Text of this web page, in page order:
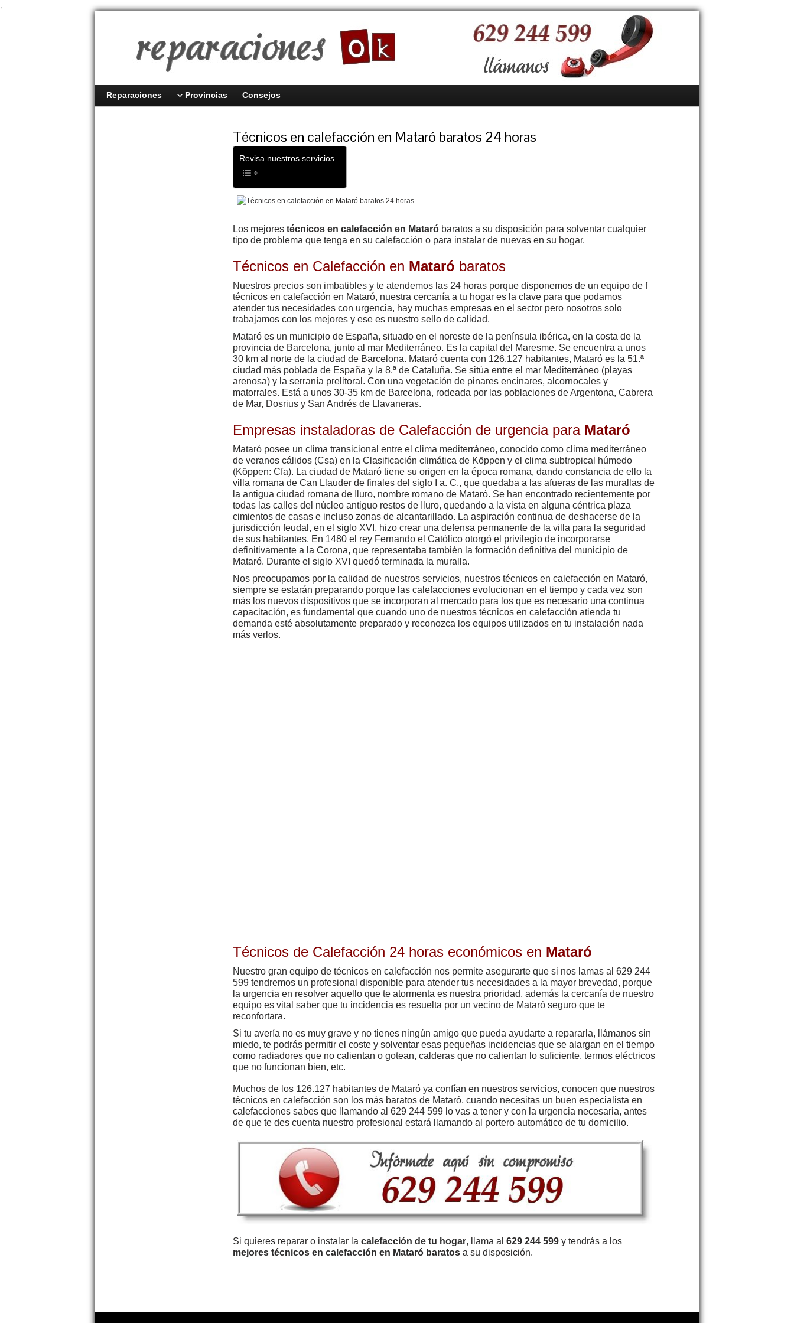
;
Reparaciones Provincias Consejos
Técnicos en calefacción en Mataró baratos 24 horas
Revisa nuestros servicios
Los mejores técnicos en calefacción en Mataró baratos a su disposición para solventar cualquier
tipo de problema que tenga en su calefacción o para instalar de nuevas en su hogar.
Técnicos en Calefacción en Mataró baratos
Nuestros precios son imbatibles y te atendemos las 24 horas porque disponemos de un equipo de f
técnicos en calefacción en Mataró, nuestra cercanía a tu hogar es la clave para que podamos
atender tus necesidades con urgencia, hay muchas empresas en el sector pero nosotros solo
trabajamos con los mejores y ese es nuestro sello de calidad.
Mataró es un municipio de España, situado en el noreste de la península ibérica, en la costa de la
provincia de Barcelona, junto al mar Mediterráneo. Es la capital del Maresme. Se encuentra a unos
30 km al norte de la ciudad de Barcelona. Mataró cuenta con 126.127 habitantes, Mataró es la 51.ª
ciudad más poblada de España y la 8.ª de Cataluña. Se sitúa entre el mar Mediterráneo (playas
arenosa) y la serranía prelitoral. Con una vegetación de pinares encinares, alcornocales y
matorrales. Está a unos 30-35 km de Barcelona, rodeada por las poblaciones de Argentona, Cabrera
de Mar, Dosrius y San Andrés de Llavaneras.
Empresas instaladoras de Calefacción de urgencia para Mataró
Mataró posee un clima transicional entre el clima mediterráneo, conocido como clima mediterráneo
de veranos cálidos (Csa) en la Clasificación climática de Köppen y el clima subtropical húmedo
(Köppen: Cfa). La ciudad de Mataró tiene su origen en la época romana, dando constancia de ello la
villa romana de Can Llauder de finales del siglo I a. C., que quedaba a las afueras de las murallas de
la antigua ciudad romana de Iluro, nombre romano de Mataró. Se han encontrado recientemente por
todas las calles del núcleo antiguo restos de Iluro, quedando a la vista en alguna céntrica plaza
cimientos de casas e incluso zonas de alcantarillado. La aspiración continua de deshacerse de la
jurisdicción feudal, en el siglo XVI, hizo crear una defensa permanente de la villa para la seguridad
de sus habitantes. En 1480 el rey Fernando el Católico otorgó el privilegio de incorporarse
definitivamente a la Corona, que representaba también la formación definitiva del municipio de
Mataró. Durante el siglo XVI quedó terminada la muralla.
Nos preocupamos por la calidad de nuestros servicios, nuestros técnicos en calefacción en Mataró,
siempre se estarán preparando porque las calefacciones evolucionan en el tiempo y cada vez son
más los nuevos dispositivos que se incorporan al mercado para los que es necesario una continua
capacitación, es fundamental que cuando uno de nuestros técnicos en calefacción atienda tu
demanda esté absolutamente preparado y reconozca los equipos utilizados en tu instalación nada
más verlos.
Técnicos de Calefacción 24 horas económicos en Mataró
Nuestro gran equipo de técnicos en calefacción nos permite asegurarte que si nos lamas al 629 244
599 tendremos un profesional disponible para atender tus necesidades a la mayor brevedad, porque
la urgencia en resolver aquello que te atormenta es nuestra prioridad, además la cercanía de nuestro
equipo es vital saber que tu incidencia es resuelta por un vecino de Mataró seguro que te
reconfortara.
Si tu avería no es muy grave y no tienes ningún amigo que pueda ayudarte a repararla, llámanos sin
miedo, te podrás permitir el coste y solventar esas pequeñas incidencias que se alargan en el tiempo
como radiadores que no calientan o gotean, calderas que no calientan lo suficiente, termos eléctricos
que no funcionan bien, etc.
Muchos de los 126.127 habitantes de Mataró ya confían en nuestros servicios, conocen que nuestros
técnicos en calefacción son los más baratos de Mataró, cuando necesitas un buen especialista en
calefacciones sabes que llamando al 629 244 599 lo vas a tener y con la urgencia necesaria, antes
de que te des cuenta nuestro profesional estará llamando al portero automático de tu domicilio.
Si quieres reparar o instalar la calefacción de tu hogar, llama al 629 244 599 y tendrás a los
mejores técnicos en calefacción en Mataró baratos a su disposición.